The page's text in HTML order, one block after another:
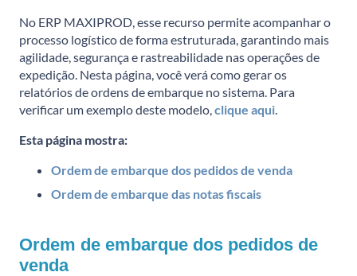
No ERP MAXIPROD, esse recurso permite acompanhar o
processo logístico de forma estruturada, garantindo mais
agilidade, segurança e rastreabilidade nas operações de
expedição. Nesta página, você verá como gerar os
relatórios de ordens de embarque no sistema. Para
verificar um exemplo deste modelo, clique aqui
Esta página mostra:
Ordem de embarque dos pedidos de venda
Ordem de embarque das notas fiscais
Ordem de embarque dos pedidos de
venda